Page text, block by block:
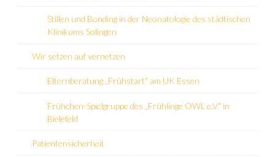
Stillen und Bonding in der Neonatologie des städtischen
Klinikums Solingen
Wir setzen auf vernetzen
Elternberatung „Frühstart“ am UK Essen
Frühchen-Spielgruppe des „Frühlinge OWL e.V.“ in
Bielefeld
Patientensicherheit